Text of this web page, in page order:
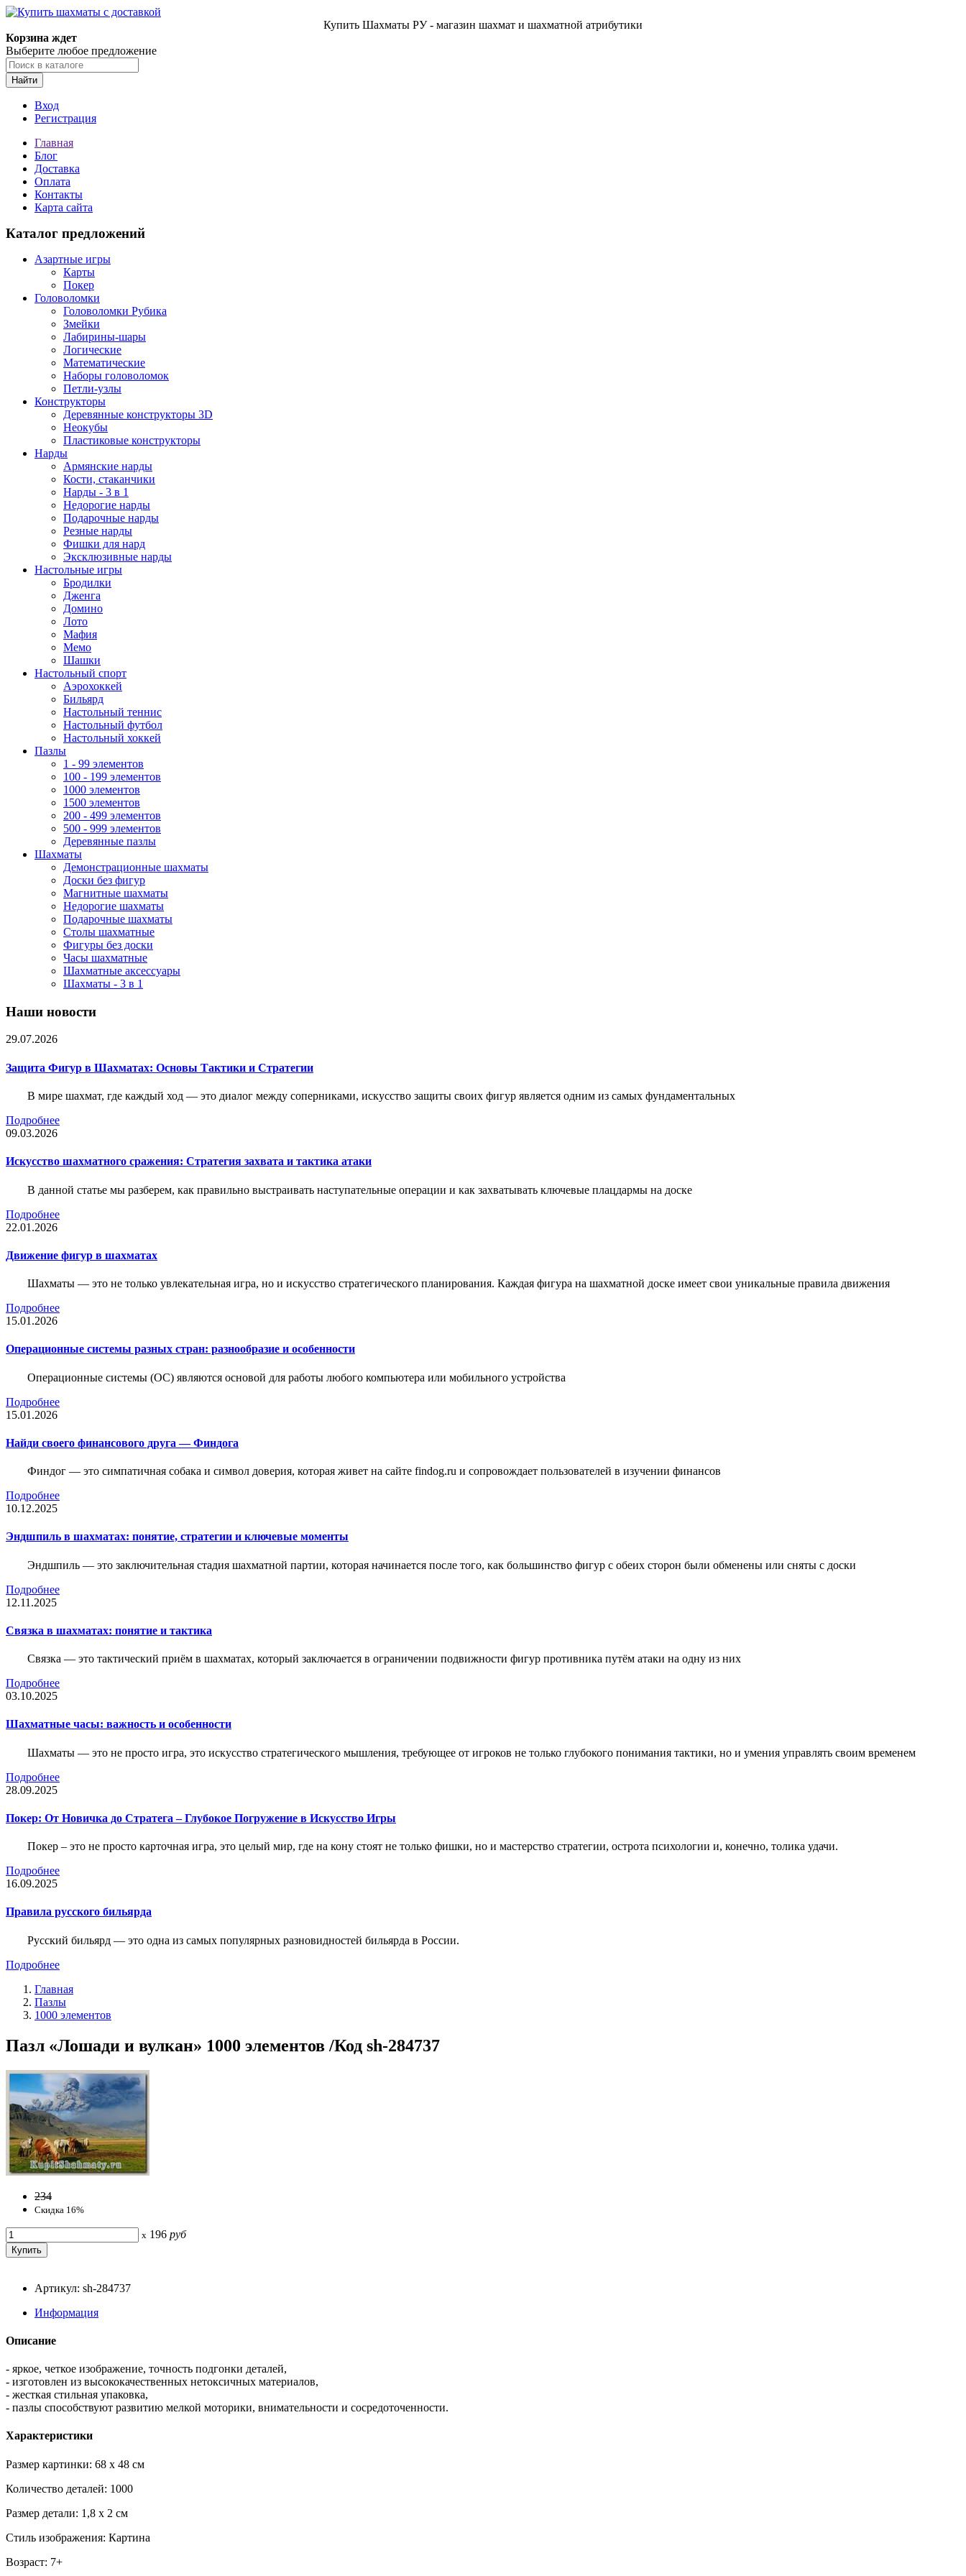
Купить Шахматы РУ - магазин шахмат и шахматной атрибутики
Корзина ждет
Выберите любое предложение
Найти
Вход
Регистрация
Главная
Блог
Доставка
Оплата
Контакты
Карта сайта
Каталог предложений
Азартные игры
Карты
Покер
Головоломки
Головоломки Рубика
Змейки
Лабирины-шары
Логические
Математические
Наборы головоломок
Петли-узлы
Конструкторы
Деревянные конструкторы 3D
Неокубы
Пластиковые конструкторы
Нарды
Армянские нарды
Кости, стаканчики
Нарды - 3 в 1
Недорогие нарды
Подарочные нарды
Резные нарды
Фишки для нард
Эксклюзивные нарды
Настольные игры
Бродилки
Дженга
Домино
Лото
Мафия
Мемо
Шашки
Настольный спорт
Аэрохоккей
Бильярд
Настольный теннис
Настольный футбол
Настольный хоккей
Пазлы
1 - 99 элементов
100 - 199 элементов
1000 элементов
1500 элементов
200 - 499 элементов
500 - 999 элементов
Деревянные пазлы
Шахматы
Демонстрационные шахматы
Доски без фигур
Магнитные шахматы
Недорогие шахматы
Подарочные шахматы
Столы шахматные
Фигуры без доски
Часы шахматные
Шахматные аксессуары
Шахматы - 3 в 1
Наши новости
29.07.2026
Защита Фигур в Шахматах: Основы Тактики и Стратегии
В мире шахмат, где каждый ход — это диалог между соперниками, искусство защиты своих фигур является одним из самых фундаментальных
Подробнее
09.03.2026
Искусство шахматного сражения: Стратегия захвата и тактика атаки
В данной статье мы разберем, как правильно выстраивать наступательные операции и как захватывать ключевые плацдармы на доске
Подробнее
22.01.2026
Движение фигур в шахматах
Шахматы — это не только увлекательная игра, но и искусство стратегического планирования. Каждая фигура на шахматной доске имеет свои уникальные правила движения
Подробнее
15.01.2026
Операционные системы разных стран: разнообразие и особенности
Операционные системы (ОС) являются основой для работы любого компьютера или мобильного устройства
Подробнее
15.01.2026
Найди своего финансового друга — Финдога
Финдог — это симпатичная собака и символ доверия, которая живет на сайте findog.ru и сопровождает пользователей в изучении финансов
Подробнее
10.12.2025
Эндшпиль в шахматах: понятие, стратегии и ключевые моменты
Эндшпиль — это заключительная стадия шахматной партии, которая начинается после того, как большинство фигур с обеих сторон были обменены или сняты с доски
Подробнее
12.11.2025
Связка в шахматах: понятие и тактика
Связка — это тактический приём в шахматах, который заключается в ограничении подвижности фигур противника путём атаки на одну из них
Подробнее
03.10.2025
Шахматные часы: важность и особенности
Шахматы — это не просто игра, это искусство стратегического мышления, требующее от игроков не только глубокого понимания тактики, но и умения управлять своим временем
Подробнее
28.09.2025
Покер: От Новичка до Стратега – Глубокое Погружение в Искусство Игры
Покер – это не просто карточная игра, это целый мир, где на кону стоят не только фишки, но и мастерство стратегии, острота психологии и, конечно, толика удачи.
Подробнее
16.09.2025
Правила русского бильярда
Русский бильярд — это одна из самых популярных разновидностей бильярда в России.
Подробнее
Главная
Пазлы
1000 элементов
Пазл «Лошади и вулкан» 1000 элементов /Код sh-284737
234
Скидка 16%
x 196 руб
Артикул: sh-284737
Информация
Описание
- яркое, четкое изображение, точность подгонки деталей,
- изготовлен из высококачественных нетоксичных материалов,
- жесткая стильная упаковка,
- пазлы способствуют развитию мелкой моторики, внимательности и сосредоточенности.
Характеристики
Размер картинки: 68 x 48 см
Количество деталей: 1000
Размер детали: 1,8 x 2 см
Стиль изображения: Картина
Возраст: 7+